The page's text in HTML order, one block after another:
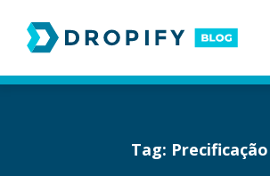
content
Tag: Precificação